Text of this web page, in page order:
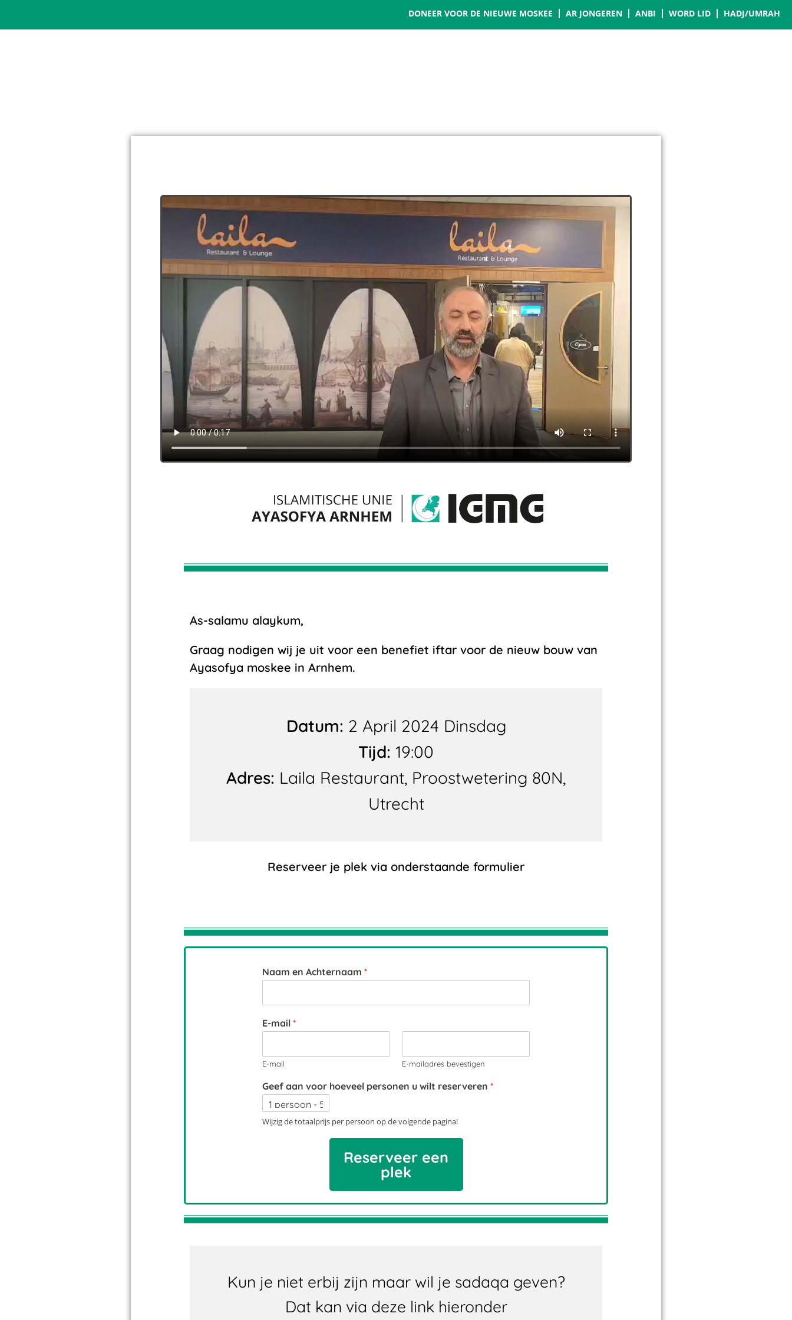
DONEER VOOR DE NIEUWE MOSKEE AR JONGEREN ANBI WORD LID HADJ/UMRAH
As-salamu alaykum,
Graag nodigen wij je uit voor een benefiet iftar voor de nieuw bouw van
Ayasofya moskee in Arnhem.
Datum: 2 April 2024 Dinsdag
Tijd: 19:00
Adres: Laila Restaurant, Proostwetering 80N,
Utrecht
Reserveer je plek via onderstaande formulier
Naam en Achternaam *
E-mail *
E-mail E-mailadres bevestigen
Geef aan voor hoeveel personen u wilt reserveren *
Wijzig de totaalprijs per persoon op de volgende pagina!
Reserveer een
plek
Kun je niet erbij zijn maar wil je sadaqa geven?
Dat kan via deze link hieronder